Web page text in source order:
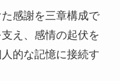
感謝を三章構成で
え、感情の起伏を
的な記憶に接続す